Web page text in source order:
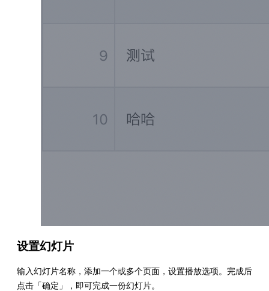
设置幻灯片
输入幻灯片名称，添加一个或多个页面，设置播放选项。完成后
点击「确定」，即可完成一份幻灯片。